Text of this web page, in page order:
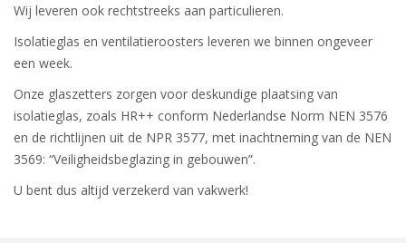
Wij leveren ook rechtstreeks aan particulieren.
Isolatieglas en ventilatieroosters leveren we binnen ongeveer
een week.
Onze glaszetters zorgen voor deskundige plaatsing van
isolatieglas, zoals HR++ conform Nederlandse Norm NEN 3576
en de richtlijnen uit de NPR 3577, met inachtneming van de NEN
3569: “Veiligheidsbeglazing in gebouwen”.
U bent dus altijd verzekerd van vakwerk!